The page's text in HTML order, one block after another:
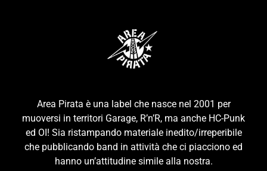
Area Pirata è una label che nasce nel 2001 per
muoversi in territori Garage, R’n’R, ma anche HC-Punk
ed OI! Sia ristampando materiale inedito/irreperibile
che pubblicando band in attività che ci piacciono ed
hanno un’attitudine simile alla nostra.